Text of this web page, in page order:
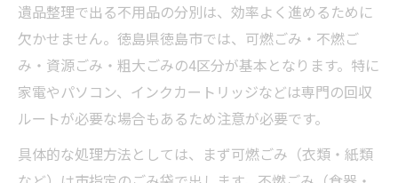
遺品整理で出る不用品の分別は、効率よく進めるために
欠かせません。徳島県徳島市では、可燃ごみ・不燃ご
み・資源ごみ・粗大ごみの4区分が基本となります。特に
家電やパソコン、インクカートリッジなどは専門の回収
ルートが必要な場合もあるため注意が必要です。
具体的な処理方法としては、まず可燃ごみ（衣類・紙類